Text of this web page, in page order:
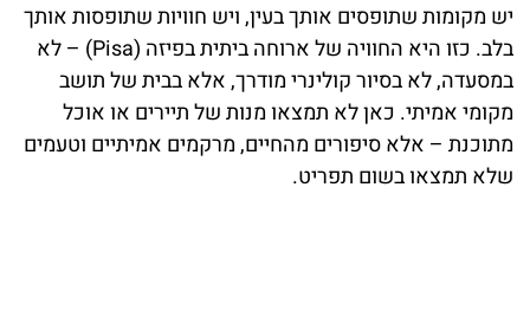
יש מקומות שתופסים אותך בעין, ויש חוויות שתופסות אותך
בלב. כזו היא החוויה של ארוחה ביתית בפיזה (Pisa) – לא
במסעדה, לא בסיור קולינרי מודרך, אלא בבית של תושב
מקומי אמיתי. כאן לא תמצאו מנות של תיירים או אוכל
מתוכנת – אלא סיפורים מהחיים, מרקמים אמיתיים וטעמים
שלא תמצאו בשום תפריט.